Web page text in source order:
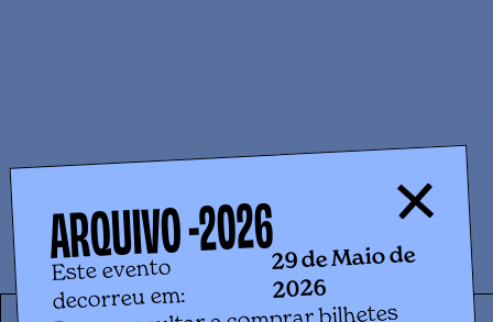
ARQUIVO -2026
Este evento
decorreu em:
29 de Maio de
2026